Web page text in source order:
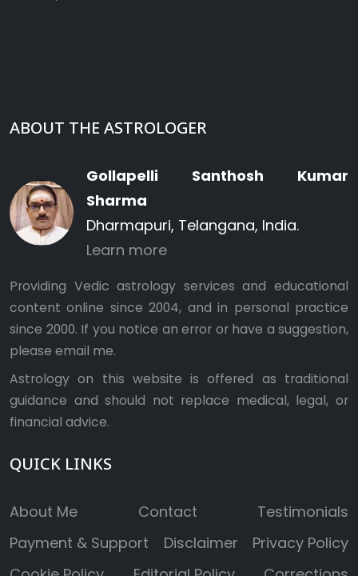
ABOUT THE ASTROLOGER
Gollapelli Santhosh Kumar
Sharma
Dharmapuri, Telangana, India.
Learn more
Providing Vedic astrology services and educational
content online since 2004, and in personal practice
since 2000. If you notice an error or have a suggestion,
please email me.
Astrology on this website is offered as traditional
guidance and should not replace medical, legal, or
financial advice.
QUICK LINKS
About Me Contact
Testimonials
Payment & Support
Disclaimer
Privacy Policy